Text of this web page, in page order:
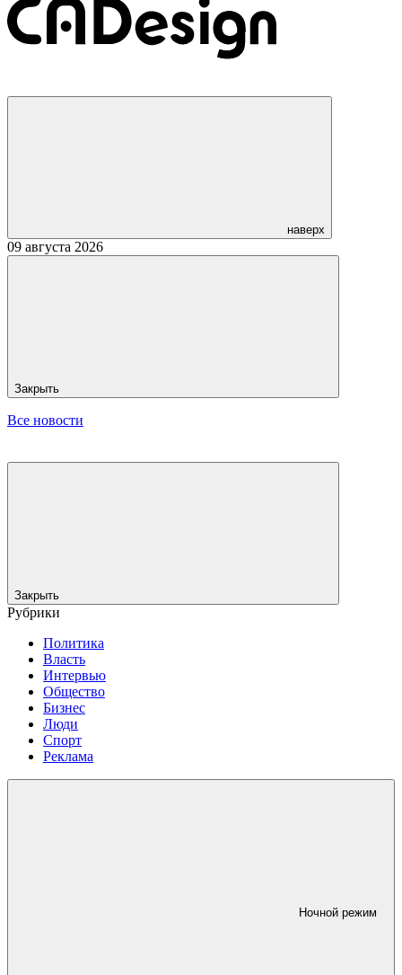
наверх
09 августа 2026
Закрыть
Все новости
Закрыть
Рубрики
Политика
Власть
Интервью
Общество
Бизнес
Люди
Спорт
Реклама
Ночной режим